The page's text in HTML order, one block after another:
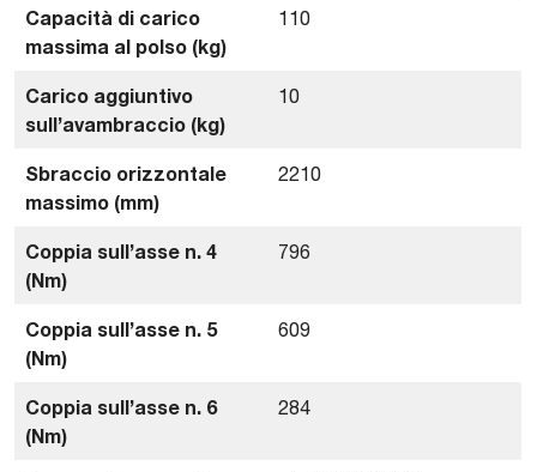
Capacità di carico
massima al polso (kg)
110
Carico aggiuntivo
sull’avambraccio (kg)
10
Sbraccio orizzontale
massimo (mm)
2210
Coppia sull’asse n. 4
(Nm)
796
Coppia sull’asse n. 5
(Nm)
609
Coppia sull’asse n. 6
(Nm)
284